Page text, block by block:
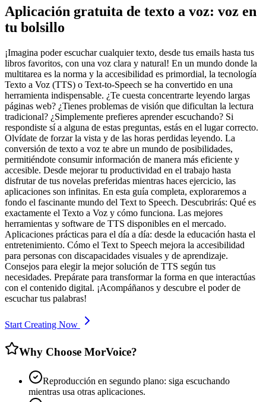
Aplicación gratuita de texto a voz: voz en
tu bolsillo
¡Imagina poder escuchar cualquier texto, desde tus emails hasta tus
libros favoritos, con una voz clara y natural! En un mundo donde la
multitarea es la norma y la accesibilidad es primordial, la tecnología
Texto a Voz (TTS) o Text-to-Speech se ha convertido en una
herramienta indispensable. ¿Te cuesta concentrarte leyendo largas
páginas web? ¿Tienes problemas de visión que dificultan la lectura
tradicional? ¿Simplemente prefieres aprender escuchando? Si
respondiste sí a alguna de estas preguntas, estás en el lugar correcto.
Olvídate de forzar la vista y de las horas perdidas leyendo. La
conversión de texto a voz te abre un mundo de posibilidades,
permitiéndote consumir información de manera más eficiente y
accesible. Desde mejorar tu productividad en el trabajo hasta
disfrutar de tus novelas preferidas mientras haces ejercicio, las
aplicaciones son infinitas. En esta guía completa, exploraremos a
fondo el fascinante mundo del Text to Speech. Descubrirás: Qué es
exactamente el Texto a Voz y cómo funciona. Las mejores
herramientas y software de TTS disponibles en el mercado.
Aplicaciones prácticas para el día a día: desde la educación hasta el
entretenimiento. Cómo el Text to Speech mejora la accesibilidad
para personas con discapacidades visuales y de aprendizaje.
Consejos para elegir la mejor solución de TTS según tus
necesidades. Prepárate para transformar la forma en que interactúas
con el contenido digital. ¡Acompáñanos y descubre el poder de
escuchar tus palabras!
Start Creating Now
Why Choose MorVoice?
Reproducción en segundo plano: siga escuchando
mientras usa otras aplicaciones.